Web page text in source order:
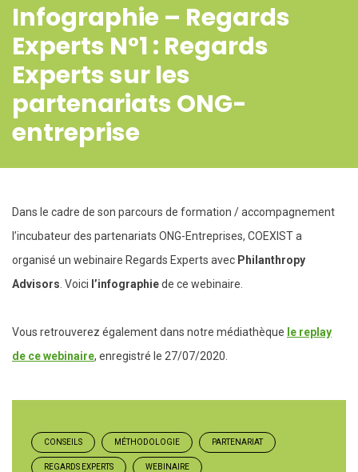
Infographie – Regards
Experts N°1 : Regards
Experts sur les
partenariats ONG-
entreprise
Dans le cadre de son parcours de formation / accompagnement
l’incubateur des partenariats ONG-Entreprises, COEXIST a
organisé un webinaire Regards Experts avec Philanthropy
Advisors . Voici l’infographiede ce webinaire.
Vous retrouverez également dans notre médiathèque le replay
de ce webinaire, enregistré le 27/07/2020.
CONSEILS MÉTHODOLOGIE PARTENARIAT
REGARDS EXPERTS WEBINAIRE